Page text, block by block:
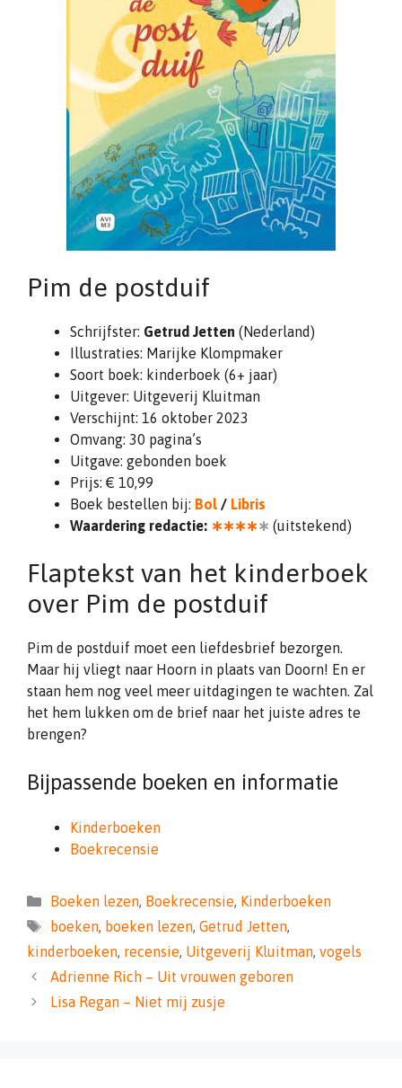
Pim de postduif
Schrijfster: Getrud Jetten (Nederland)
Illustraties: Marijke Klompmaker
Soort boek: kinderboek (6+ jaar)
Uitgever: Uitgeverij Kluitman
Verschijnt: 16 oktober 2023
Omvang: 30 pagina’s
Uitgave: gebonden boek
Prijs: € 10,99
Boek bestellen bij: Bol / Libris
Waardering redactie: ∗∗∗∗∗ (uitstekend)
Flaptekst van het kinderboek
over Pim de postduif
Pim de postduif moet een liefdesbrief bezorgen.
Maar hij vliegt naar Hoorn in plaats van Doorn! En er
staan hem nog veel meer uitdagingen te wachten. Zal
het hem lukken om de brief naar het juiste adres te
brengen?
Bijpassende boeken en informatie
Kinderboeken
Boekrecensie
Categorieën
Boeken lezen, Boekrecensie, Kinderboeken
Tags
boeken, boeken lezen, Getrud Jetten,
kinderboeken, recensie, Uitgeverij Kluitman, vogels
Adrienne Rich – Uit vrouwen geboren
Lisa Regan – Niet mij zusje